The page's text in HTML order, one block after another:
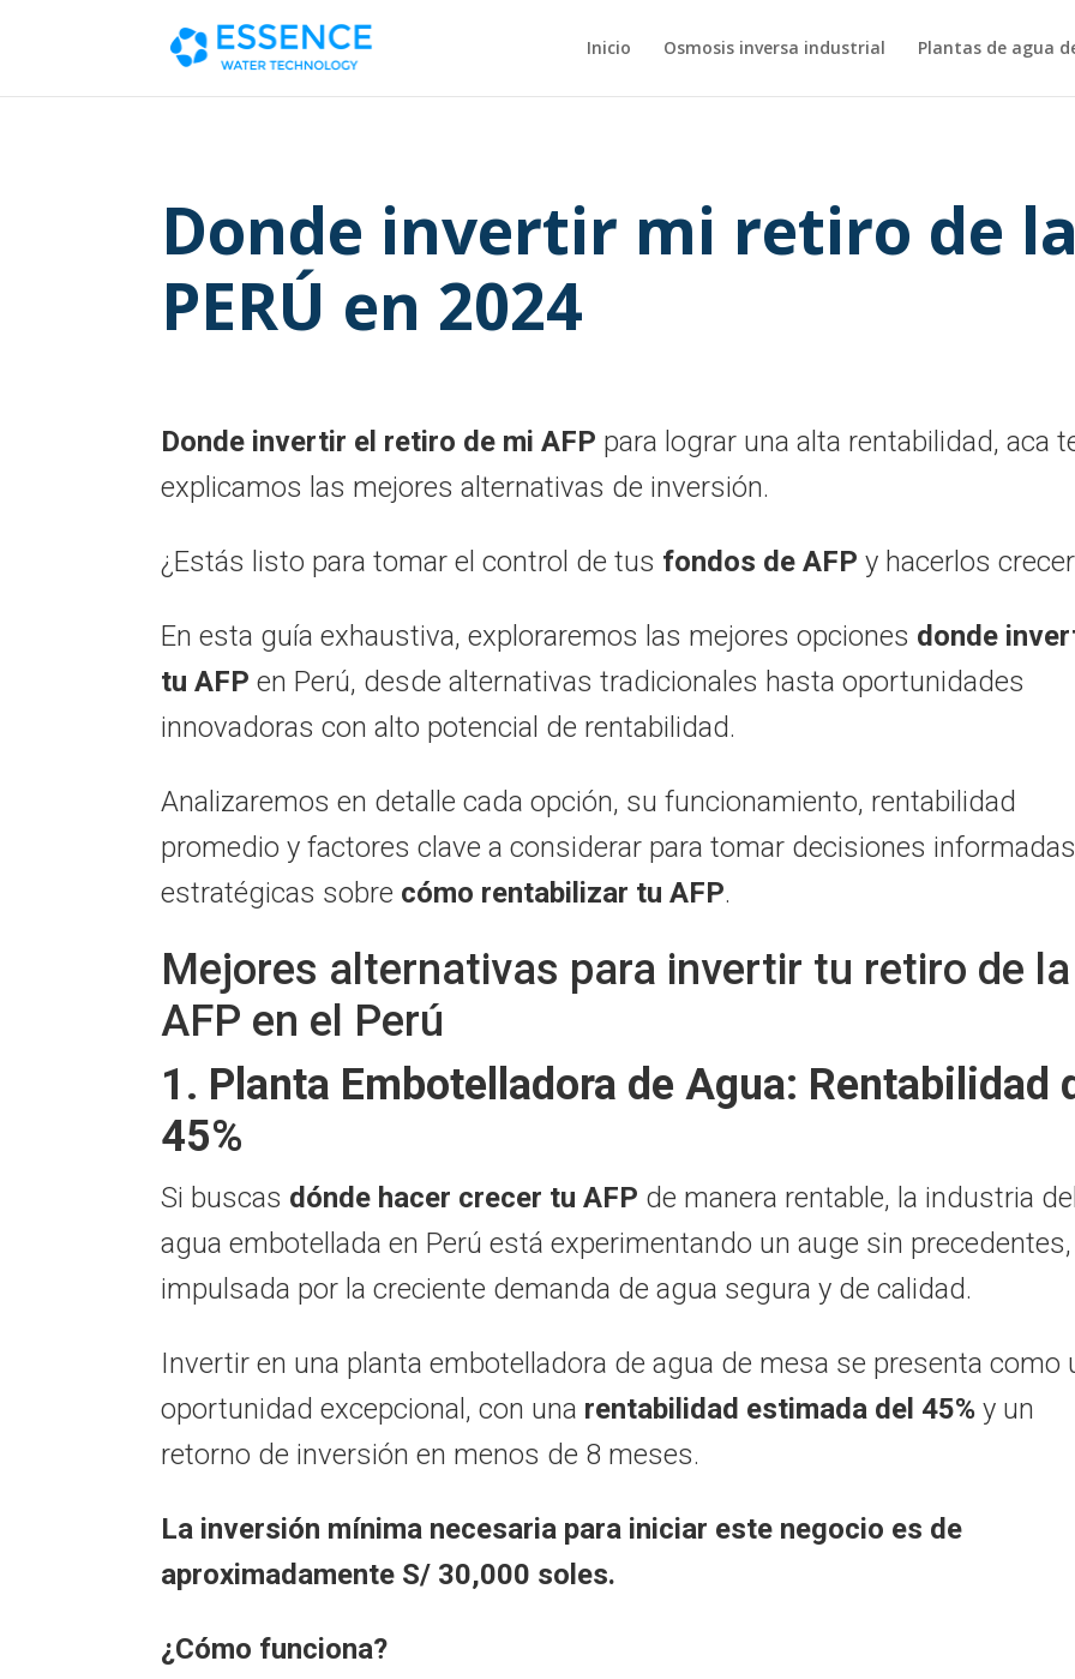
Inicio Osmosis inversa industrial Plantas de agua
Donde invertir mi retiro de
PERÚ en 2024
Donde invertir el retiro de mi AFP para lograr una alta rentabilidad, aca
explicamos las mejores alternativas de inversión.
¿Estás listo para tomar el control de tus fondos de AFP y hacerlos
En esta guía exhaustiva, exploraremos las mejores opciones donde
tu AFP en Perú, desde alternativas tradicionales hasta oportunidades
innovadoras con alto potencial de rentabilidad.
Analizaremos en detalle cada opción, su funcionamiento, rentabilidad
promedio y factores clave a considerar para tomar decisiones
estratégicas sobre cómo rentabilizar tu AFP.
Mejores alternativas para invertir tu retiro de la
AFP en el Perú
1. Planta Embotelladora de Agua: Rentabilidad
45%
Si buscas dónde hacer crecer tu AFP de manera rentable, la industria
agua embotellada en Perú está experimentando un auge sin precedentes,
impulsada por la creciente demanda de agua segura y de calidad.
Invertir en una planta embotelladora de agua de mesa se presenta como
oportunidad excepcional, con una rentabilidad estimada del 45% y un
retorno de inversión en menos de 8 meses.
La inversión mínima necesaria para iniciar este negocio es de
aproximadamente S/ 30,000 soles.
¿Cómo funciona?